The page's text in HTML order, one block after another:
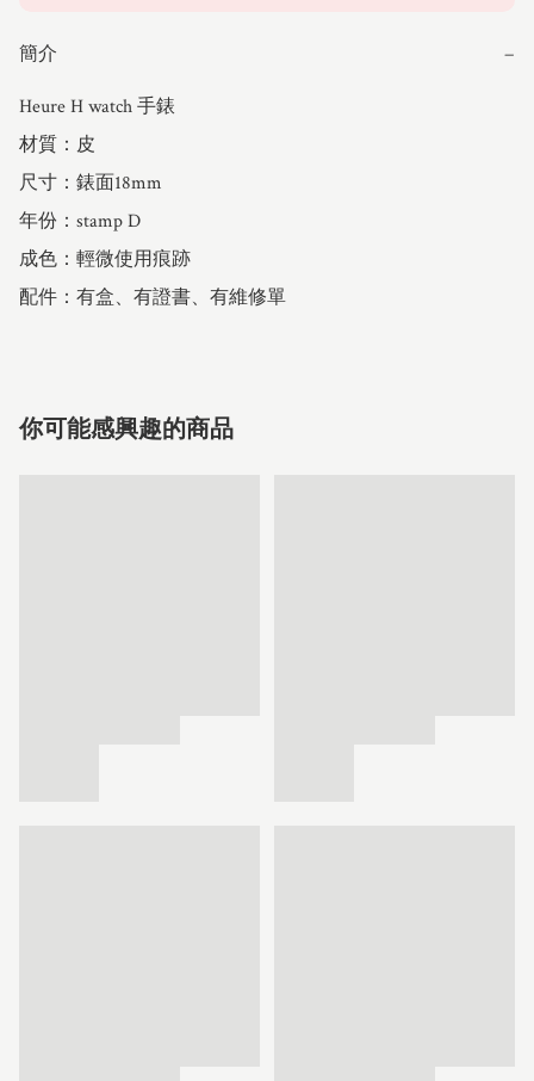
簡介 −
Heure H watch 手錶
材質：皮
尺寸：錶面18mm
年份：stamp D
成色：輕微使用痕跡
配件：有盒、有證書、有維修單
你可能感興趣的商品